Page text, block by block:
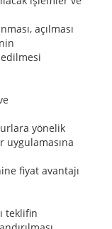
açılması
yönelik
uygulamasına
fiyat avantajı
teklifin